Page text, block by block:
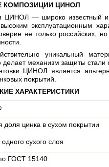
КОМПОЗИЦИИ ЦИНОЛ
ЦИНОЛ — широко известный и
эксплуатационным
не только российских,
уникальный
делает механизм защиты стали
ЦИНОЛ является
покрытий.
ХАРАКТЕРИСТИКИ
доля цинка в сухом покрытии
сухого слоя
ГОСТ 15140